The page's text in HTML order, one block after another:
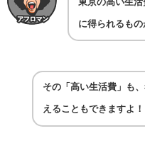
東京の高い生
に得られるもの
その「高い生活費」も
えることもできますよ！